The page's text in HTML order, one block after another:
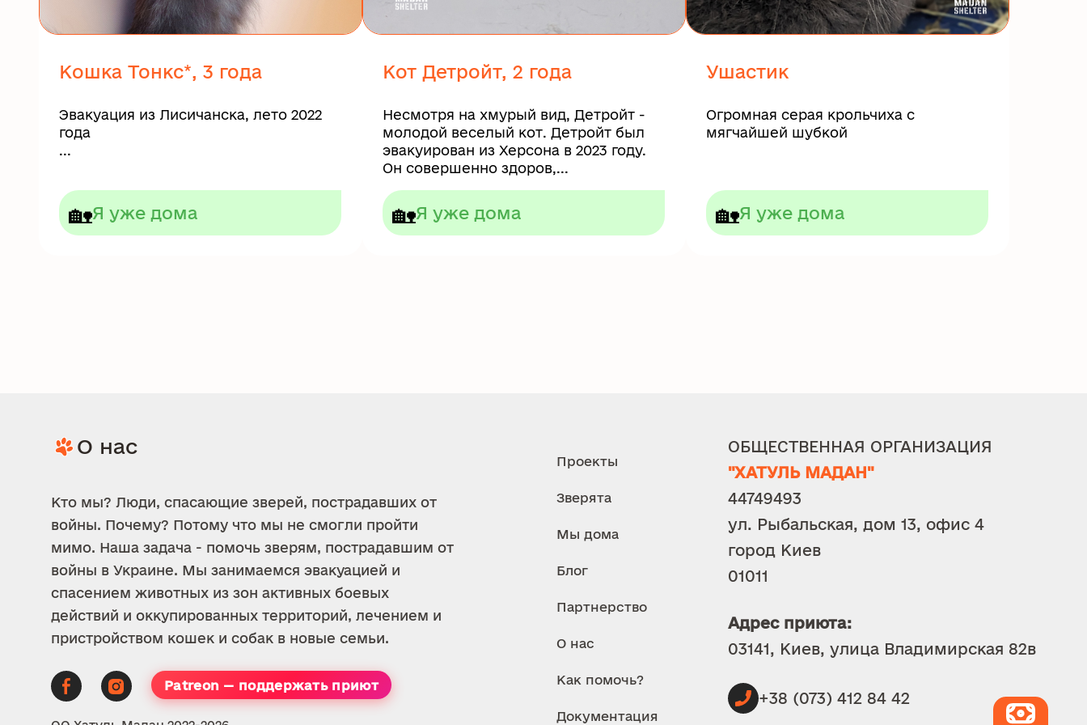
Кошка Тонкс*, 3 года
Эвакуация из Лисичанска, лето 2022
года
...
🏡Я уже дома
Кот Детройт, 2 года
Несмотря на хмурый вид, Детройт -
молодой веселый кот. Детройт был
эвакуирован из Херсона в 2023 году.
Он совершенно здоров,...
🏡Я уже дома
Ушастик
Огромная серая крольчиха с
мягчайшей шубкой
🏡Я уже дома
О нас
Кто мы? Люди, спасающие зверей, пострадавших от
войны. Почему? Потому что мы не смогли пройти
мимо. Наша задача - помочь зверям, пострадавшим от
войны в Украине. Мы занимаемся эвакуацией и
спасением животных из зон активных боевых
действий и оккупированных территорий, лечением и
пристройством кошек и собак в новые семьи.
Patreon — поддержать приют
Проекты
Зверята
Мы дома
Блог
Партнерство
О нас
Как помочь?
Документация
ОБЩЕСТВЕННАЯ ОРГАНИЗАЦИЯ
"ХАТУЛЬ МАДАН"
44749493
ул. Рыбальская, дом 13, офис 4
город Киев
01011
Адрес приюта:
03141, Киев, улица Владимирская 82в
+38 (073) 412 84 42